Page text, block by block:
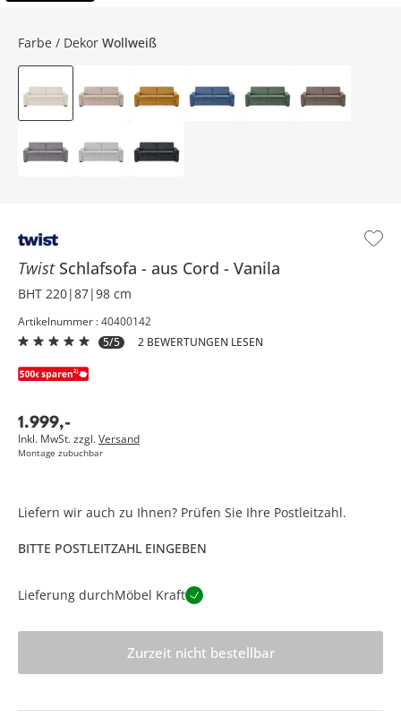
Twist Schlafsofa aus Cord Vanila
BHT 220|87|98 cm
Artikelnummer : 40400142
5/5
2 BEWERTUNGEN LESEN
1.999,-
Inkl. MwSt. zzgl.Versand
Montage zubuchbar
Farbe / Dekor Wollweiß
Liefern wir auch zu Ihnen? Prüfen Sie Ihre Postleitzahl.
BITTE POSTLEITZAHL EINGEBEN
Lieferung durchMöbel Kraft
Zurzeit nicht bestellbar